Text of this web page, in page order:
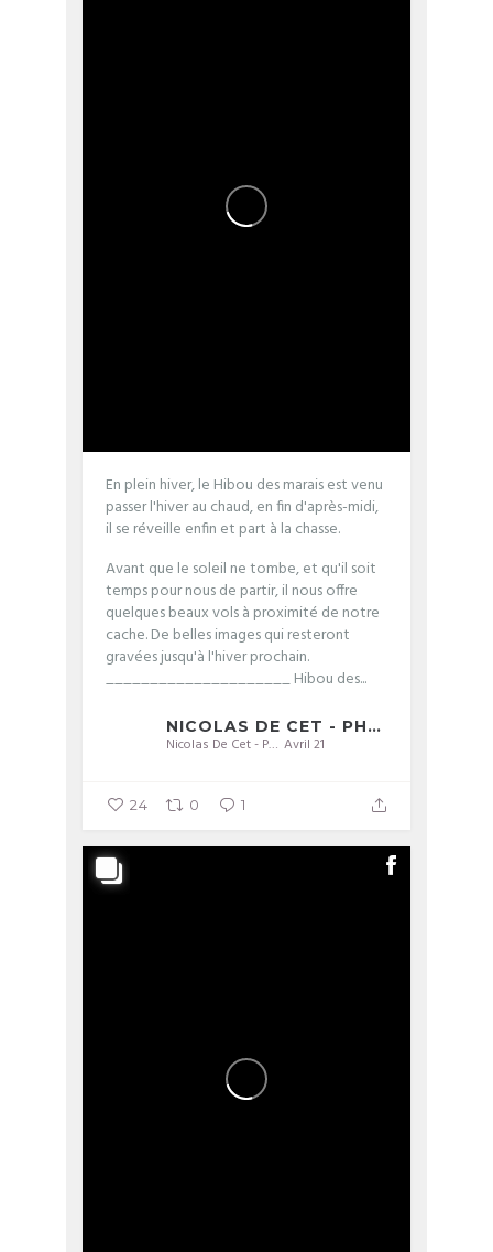
En plein hiver, le Hibou des marais est venu
passer l'hiver au chaud, en fin d'après-midi,
il se réveille enfin et part à la chasse.
Avant que le soleil ne tombe, et qu'il soit
temps pour nous de partir, il nous offre
quelques beaux vols à proximité de notre
cache. De belles images qui resteront
gravées jusqu'à l'hiver prochain.
_____________________Hibou des...
NICOLAS DE CET - PHOTOGRAPHIE
Nicolas De Cet - Photographie Avril 21
24 0 1